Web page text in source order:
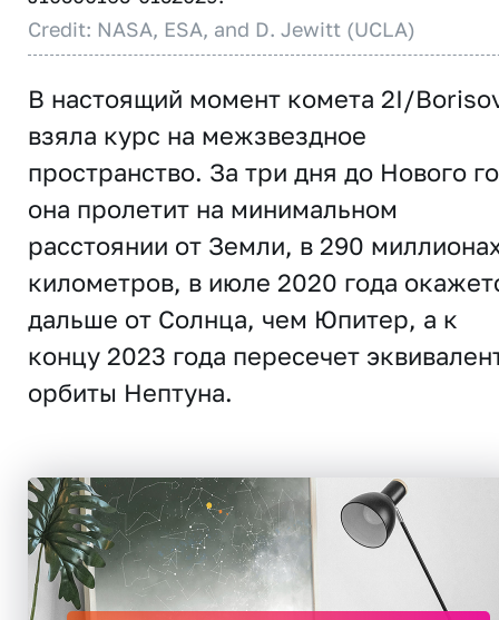
Credit: NASA, ESA, and D. Jewitt (UCLA)
В настоящий момент комета 2I/
взяла курс на межзвездное
пространство. За три дня до Нового
она пролетит на минимальном
расстоянии от Земли, в 290
километров, в июле 2020 года
дальше от Солнца, чем Юпитер, а к
концу 2023 года пересечет
орбиты Нептуна.